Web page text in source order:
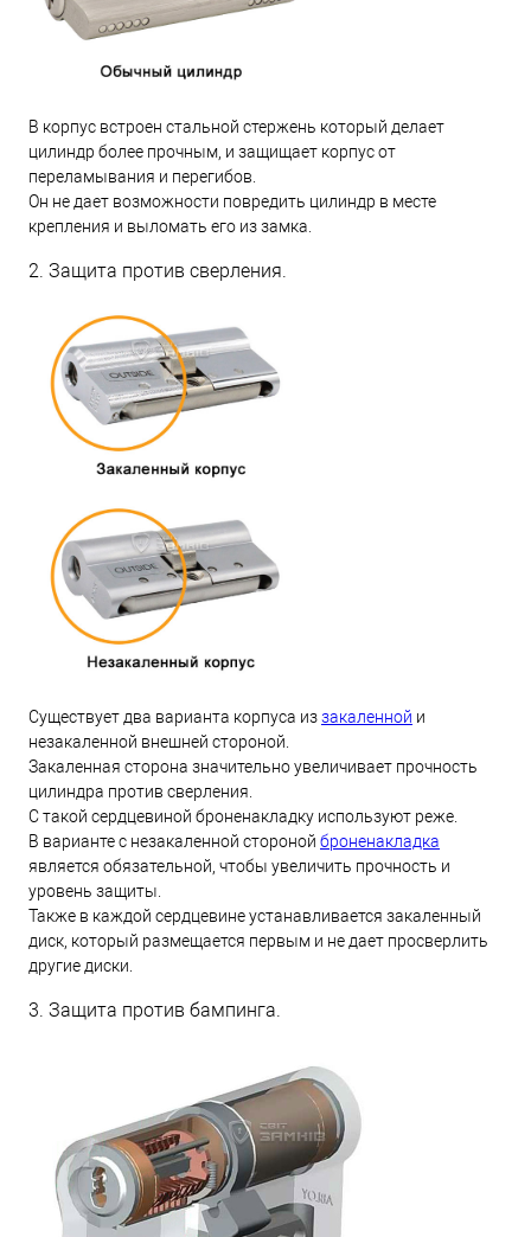
В корпус встроен стальной стержень который делает
цилиндр более прочным, и защищает корпус от
переламывания и перегибов.
Он не дает возможности повредить цилиндр в месте
крепления и выломать его из замка.
2. Защита против сверления.
Существует два варианта корпуса иззакаленной и
незакаленной внешней стороной.
Закаленная сторона значительно увеличивает прочность
цилиндра против сверления.
С такой сердцевиной броненакладку используют реже.
В варианте с незакаленной стороной броненакладка
является обязательной, чтобы увеличить прочность и
уровень защиты.
Также в каждой сердцевине устанавливается закаленный
диск, который размещается первым и не дает просверлить
другие диски.
3. Защита против бампинга.